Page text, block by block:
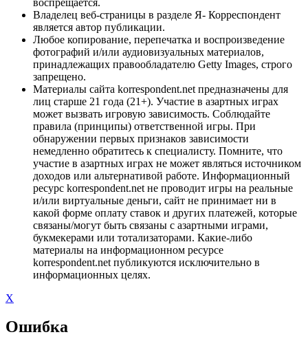
Владелец веб-страницы в разделе Я- Корреспондент
является автор публикации.
Любое копирование, перепечатка и воспроизведение
фотографий и/или аудиовизуальных материалов,
принадлежащих правообладателю Getty Images, строго
запрещено.
Материалы сайта korrespondent.net предназначены для
лиц старше 21 года (21+). Участие в азартных играх
может вызвать игровую зависимость. Соблюдайте
правила (принципы) ответственной игры. При
обнаружении первых признаков зависимости
немедленно обратитесь к специалисту. Помните, что
участие в азартных играх не может являться источником
доходов или альтернативой работе. Информационный
ресурс korrespondent.net не проводит игры на реальные
и/или виртуальные деньги, сайт не принимает ни в
какой форме оплату ставок и других платежей, которые
связаны/могут быть связаны с азартными играми,
букмекерами или тотализаторами. Какие-либо
материалы на информационном ресурсе
korrespondent.net публикуются исключительно в
информационных целях.
X
Ошибка